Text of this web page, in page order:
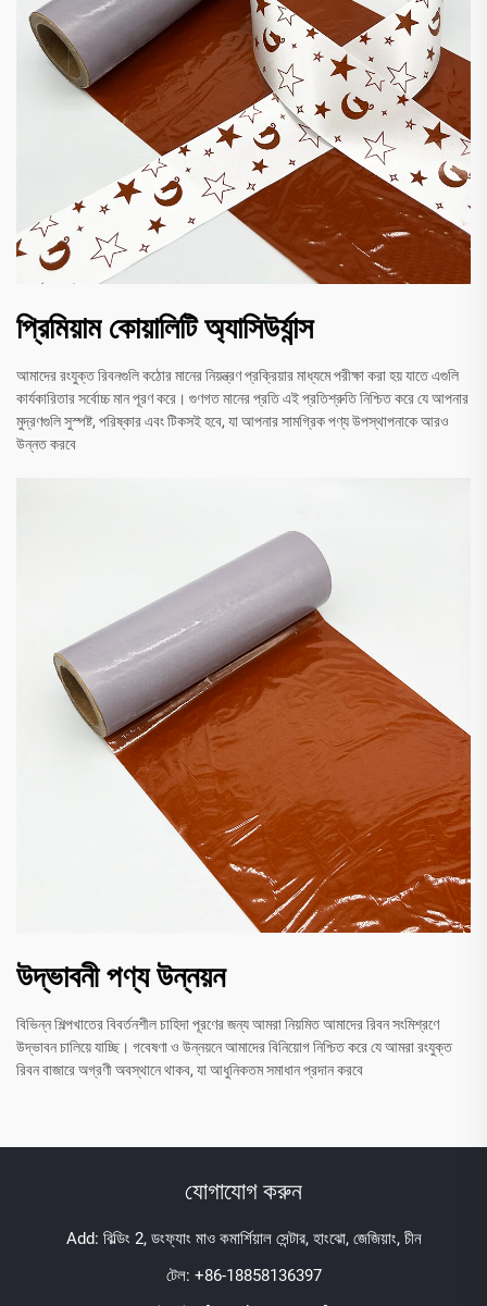
প্রিমিয়াম কোয়ালিটি অ্যাসিউর্যান্স
আমাদের রংযুক্ত রিবনগুলি কঠোর মানের নিয়ন্ত্রণ প্রক্রিয়ার মাধ্যমে পরীক্ষা করা হয় যাতে এগুলি
কার্যকারিতার সর্বোচ্চ মান পূরণ করে। গুণগত মানের প্রতি এই প্রতিশ্রুতি নিশ্চিত করে যে আপনার
মুদ্রণগুলি সুস্পষ্ট, পরিষ্কার এবং টিকসই হবে, যা আপনার সামগ্রিক পণ্য উপস্থাপনাকে আরও
উন্নত করবে
উদ্ভাবনী পণ্য উন্নয়ন
বিভিন্ন শিল্পখাতের বিবর্তনশীল চাহিদা পূরণের জন্য আমরা নিয়মিত আমাদের রিবন সংমিশ্রণে
উদ্ভাবন চালিয়ে যাচ্ছি। গবেষণা ও উন্নয়নে আমাদের বিনিয়োগ নিশ্চিত করে যে আমরা রংযুক্ত
রিবন বাজারে অগ্রণী অবস্থানে থাকব, যা আধুনিকতম সমাধান প্রদান করবে
যোগাযোগ করুন
Add: বিল্ডিং 2, ডংফ্যাং মাও কমার্শিয়াল সেন্টার, হাংঝো, জেজিয়াং, চীন
টেল: +86-18858136397